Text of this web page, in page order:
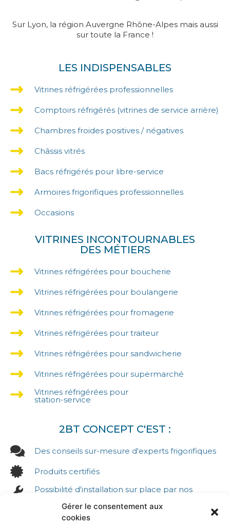
Gérer le consentement aux
cookies
Sur Lyon, la région Auvergne Rhône-Alpes mais aussi
sur toute la France !
LES INDISPENSABLES
Vitrines réfrigérées professionnelles
Comptoirs réfrigérés (vitrines de service arrière)
Chambres froides positives / négatives
Châssis vitrés
Bacs réfrigérés pour libre-service
Armoires frigorifiques professionnelles
Occasions
VITRINES INCONTOURNABLES
DES MÉTIERS
Vitrines réfrigérées pour boucherie
Vitrines réfrigérées pour boulangerie
Vitrines réfrigérées pour fromagerie
Vitrines réfrigérées pour traiteur
Vitrines réfrigérées pour sandwicherie
Vitrines réfrigérées pour supermarché
Vitrines réfrigérées pour
station-service
2BT CONCEPT C'EST :
Des conseils sur-mesure d'experts frigorifiques
Produits certifiés
Possibilité d'installation sur place par nos
Reprise possible de votre ancien matériel pour
recyclage